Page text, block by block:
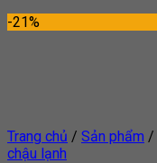
-21%
Trang chủ / Sản phẩm /
chậu lạnh